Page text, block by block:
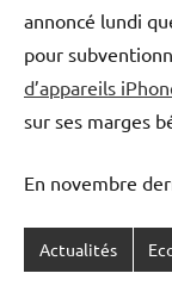
annoncé lundi
pour
d’appareils
sur ses marges
En novembre
Actualités